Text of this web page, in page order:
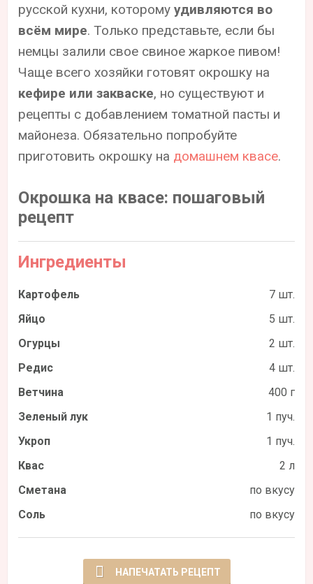
русской кухни, которомуудивляются во
всём мире. Только представьте, если бы
немцы залили свое свиное жаркое пивом!
Чаще всего хозяйки готовят окрошку на
кефире или закваске, но существуют и
рецепты с добавлением томатной пасты и
майонеза. Обязательно попробуйте
приготовить окрошку на домашнем квасе.
Окрошка на квасе: пошаговый
рецепт
Ингредиенты
Картофель
7 шт.
Яйцо
5 шт.
Огурцы
2 шт.
Редис
4 шт.
Ветчина
400 г
Зеленый лук
1 пуч.
Укроп
1 пуч.
Квас
2 л
Сметана
по вкусу
Соль
по вкусу
НАПЕЧАТАТЬ РЕЦЕПТ